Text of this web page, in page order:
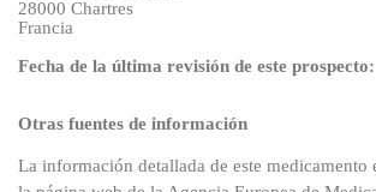
28000 Chartres
Francia
Fecha de la última revisión de este prospecto:
Otras fuentes de información
La información detallada de este medicamento